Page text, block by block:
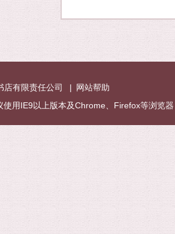
店有限责任公司 | 网站帮助
IE9以上版本及Chrome、Firefox等浏览